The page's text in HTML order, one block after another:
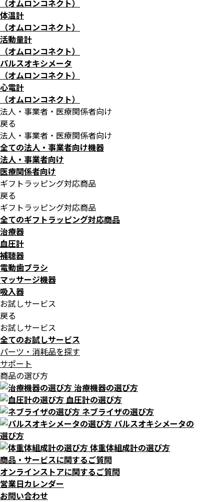
（オムロンコネクト）
体温計
（オムロンコネクト）
活動量計
（オムロンコネクト）
パルスオキシメータ
（オムロンコネクト）
心電計
（オムロンコネクト）
法人・事業者・医療関係者向け
戻る
法人・事業者・医療関係者向け
全ての法人・事業者向け機器
法人・事業者向け
医療関係者向け
ギフトラッピング対応商品
戻る
ギフトラッピング対応商品
全てのギフトラッピング対応商品
治療器
血圧計
補聴器
電動歯ブラシ
マッサージ機器
吸入器
お試しサービス
戻る
お試しサービス
全てのお試しサービス
パーツ・消耗品を探す
サポート
商品の選び方
治療機器の選び方
血圧計の選び方
ネブライザの選び方
パルスオキシメータの
選び方
体重体組成計の選び方
商品・サービスに関するご質問
オンラインストアに関するご質問
営業日カレンダー
お問い合わせ